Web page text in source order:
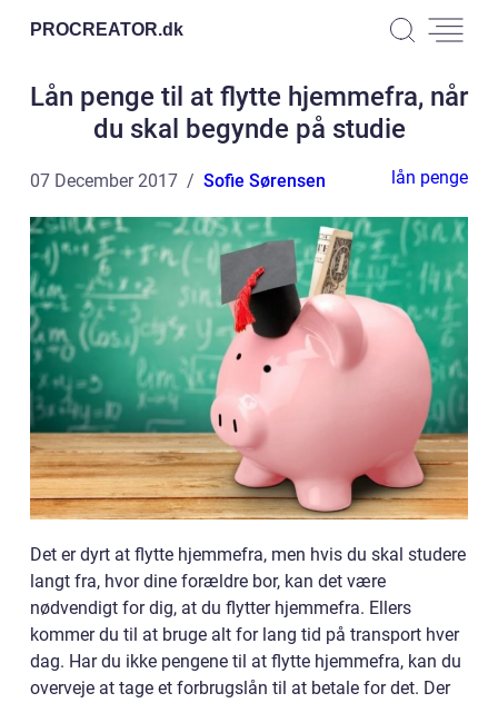
PROCREATOR.dk
Lån penge til at flytte hjemmefra, når
du skal begynde på studie
07 December 2017 Sofie Sørensen lån penge
Det er dyrt at flytte hjemmefra, men hvis du skal studere
langt fra, hvor dine forældre bor, kan det være
nødvendigt for dig, at du flytter hjemmefra. Ellers
kommer du til at bruge alt for lang tid på transport hver
dag. Har du ikke pengene til at flytte hjemmefra, kan du
overveje at tage et forbrugslån til at betale for det. Der